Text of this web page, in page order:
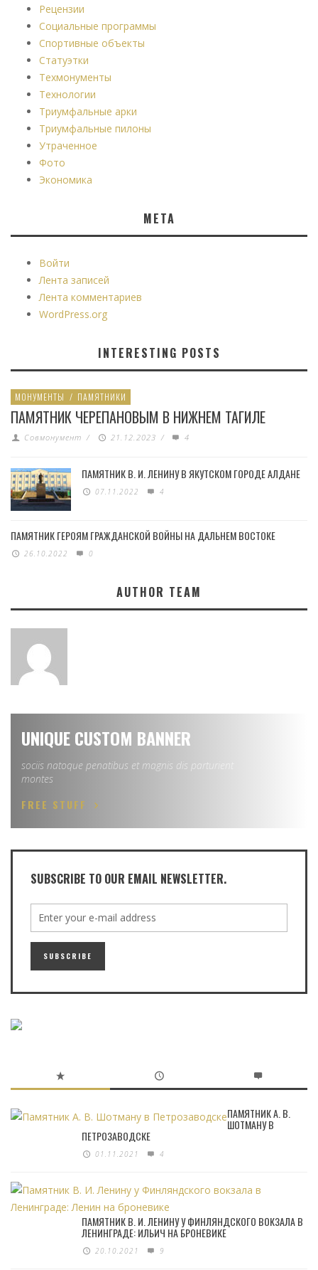
Рецензии
Социальные программы
Спортивные объекты
Статуэтки
Техмонументы
Технологии
Триумфальные арки
Триумфальные пилоны
Утраченное
Фото
Экономика
МЕТА
Войти
Лента записей
Лента комментариев
WordPress.org
INTERESTING POSTS
МОНУМЕНТЫ / ПАМЯТНИКИ
ПАМЯТНИК ЧЕРЕПАНОВЫМ В НИЖНЕМ ТАГИЛЕ
Совмонумент / 21.12.2023 / 4
ПАМЯТНИК В. И. ЛЕНИНУ В ЯКУТСКОМ ГОРОДЕ АЛДАНЕ
07.11.2022 4
ПАМЯТНИК ГЕРОЯМ ГРАЖДАНСКОЙ ВОЙНЫ НА ДАЛЬНЕМ ВОСТОКЕ
26.10.2022 0
AUTHOR TEAM
UNIQUE CUSTOM BANNER
sociis natoque penatibus et magnis dis parturient
montes
FREE STUFF
SUBSCRIBE TO OUR EMAIL NEWSLETTER.
ПАМЯТНИК А. В.
ШОТМАНУ В
ПЕТРОЗАВОДСКЕ
01.11.2021 4
ПАМЯТНИК В. И. ЛЕНИНУ У ФИНЛЯНДСКОГО ВОКЗАЛА В
ЛЕНИНГРАДЕ: ИЛЬИЧ НА БРОНЕВИКЕ
20.10.2021 9